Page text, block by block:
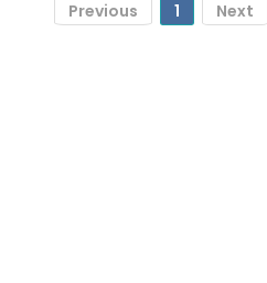
Previous 1 Next